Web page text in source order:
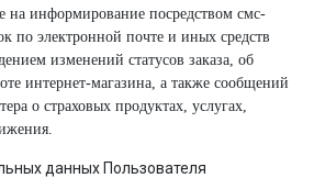
на информирование посредством смс-
по электронной почте и иных средств
изменений статусов заказа, об
интернет-магазина, а также сообщений
о страховых продуктах, услугах,
данных Пользователя